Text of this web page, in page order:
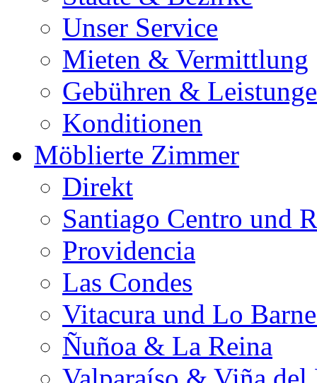
Unser Service
Mieten & Vermittlung
Gebühren &
Konditionen
Möblierte Zimmer
Direkt
Santiago Centro und
Providencia
Las Condes
Vitacura und Lo
Ñuñoa & La Reina